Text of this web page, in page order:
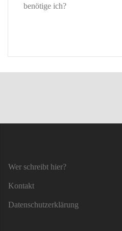
benötige ich?
Wer schreibt hier?
Kontakt
Datenschutzerklärung